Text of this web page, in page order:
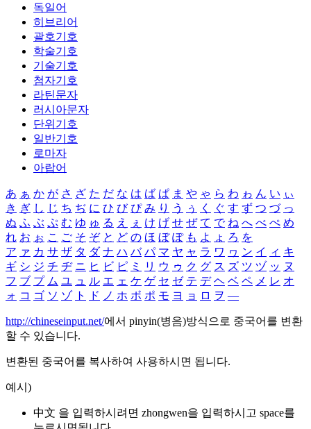
독일어
히브리어
괄호기호
학술기호
기술기호
첨자기호
라틴문자
러시아문자
단위기호
일반기호
로마자
아랍어
あ ぁ か が さ ざ た だ な は ば ぱ ま や ゃ ら わ ゎ ん い ぃ
き ぎ し じ ち ぢ に ひ び ぴ み り う ぅ く ぐ す ず つ づ っ
ぬ ふ ぶ ぷ む ゆ ゅ る え ぇ け げ せ ぜ て で ね へ べ ぺ め
れ お ぉ こ ご そ ぞ と ど の ほ ぼ ぽ も よ ょ ろ を
ア ァ カ サ ザ タ ダ ナ ハ バ パ マ ヤ ャ ラ ワ ヮ ン イ ィ キ
ギ シ ジ チ ヂ ニ ヒ ビ ピ ミ リ ウ ゥ ク グ ス ズ ツ ヅ ッ ヌ
フ ブ プ ム ユ ュ ル エ ェ ケ ゲ セ ゼ テ デ ヘ ベ ペ メ レ オ
ォ コ ゴ ソ ゾ ト ド ノ ホ ボ ポ モ ヨ ョ ロ ヲ ―
http://chineseinput.net/에서 pinyin(병음)방식으로 중국어를 변환
할 수 있습니다.
변환된 중국어를 복사하여 사용하시면 됩니다.
예시)
中文 을 입력하시려면 zhongwen을 입력하시고 space를